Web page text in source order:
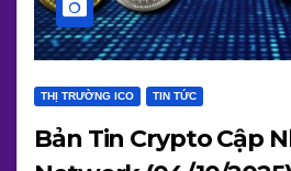
THỊ TRƯỜNG ICO TIN TỨC
Bản Tin Crypto Cập